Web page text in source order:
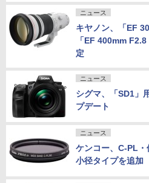
ニュース
キヤノン、「EF
「EF 400mm
定
ニュース
シグマ、「SD1」
プデート
ニュース
ケンコー、C-PL
小径タイプを追加